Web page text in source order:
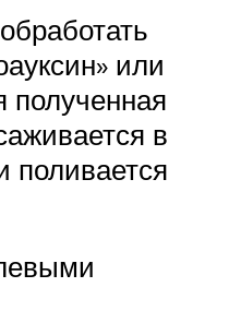
или
полученная
в
поливается